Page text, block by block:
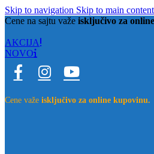
Skip to navigation Skip to main content
Cene na sajtu važe isključivo za
AKCIJA
NOVO
Cene važe isključivo za online kupovinu.